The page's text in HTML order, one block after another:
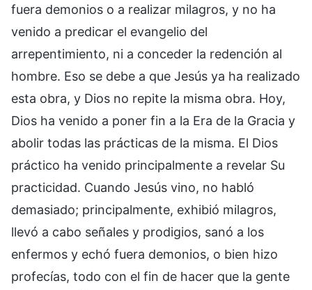
fuera demonios o a realizar milagros, y no ha
venido a predicar el evangelio del
arrepentimiento, ni a conceder la redención al
hombre. Eso se debe a que Jesús ya ha realizado
esta obra, y Dios no repite la misma obra. Hoy,
Dios ha venido a poner fin a la Era de la Gracia y
abolir todas las prácticas de la misma. El Dios
práctico ha venido principalmente a revelar Su
practicidad. Cuando Jesús vino, no habló
demasiado; principalmente, exhibió milagros,
llevó a cabo señales y prodigios, sanó a los
enfermos y echó fuera demonios, o bien hizo
profecías, todo con el fin de hacer que la gente